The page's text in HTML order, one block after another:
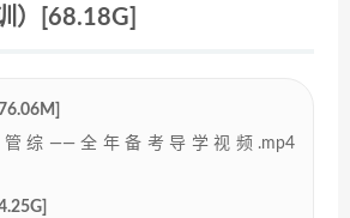
）[68.18G]
管综——全年备考导学视频.mp4